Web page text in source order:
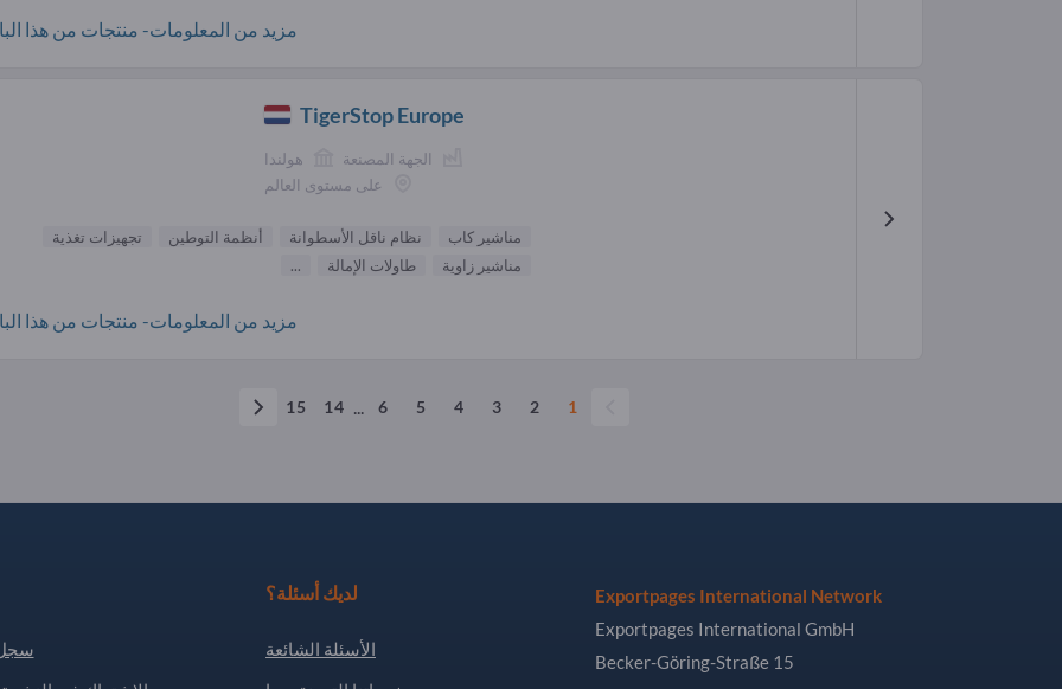
مزيد من المعلومات- منتجات من هذا
TigerStop Europe
الجهة المصنعة
هولندا
على مستوى العالم
مناشير كاب نظام ناقل الأسطوانة أنظمة التوطين
تجهيزات تغذية
مناشير زاوية
طاولات الإمالة ...
مزيد من المعلومات- منتجات من هذا
1
2
3
4
5
6
14
15
لديك أسئلة؟
الأسئلة الشائعة
Exportpages International Network
Exportpages International GmbH
Becker-Göring-Straße 15